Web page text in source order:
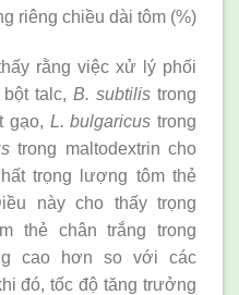
riêng chiều dài tôm (%)
rằng việc xử lý phối
talc, B. subtilis trong
gạo, L. bulgaricus trong
trong maltodextrin cho
trọng lượng tôm thẻ
này cho thấy trọng
thẻ chân trắng trong
cao hơn so với các
đó, tốc độ tăng trưởng